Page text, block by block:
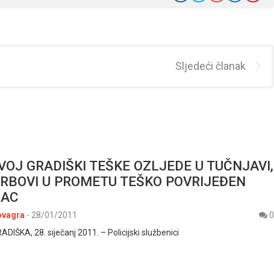
Sljedeći članak
GRADIŠKI TEŠKE OZLJEDE U TUČNJAVI,
U PROMETU TEŠKO POVRIJEĐEN
- 28/01/2011
0
28. siječanj 2011. – Policijski službenici